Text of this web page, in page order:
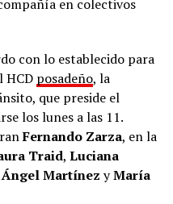
en colectivos
con lo establecido para
HCD posadeño, la
que preside el
los lunes a las 11.
Fernando Zarza, en la
Traid, Luciana
Ángel Martínez yMaría